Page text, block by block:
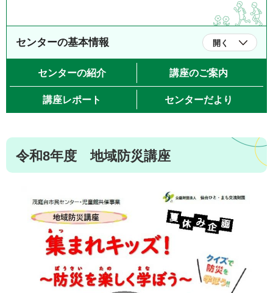
センターの基本情報 開く
センターの紹介 講座のご案内
講座レポート センターだより
令和8年度 地域防災講座